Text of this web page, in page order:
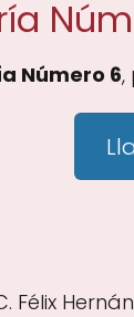
Número 6,